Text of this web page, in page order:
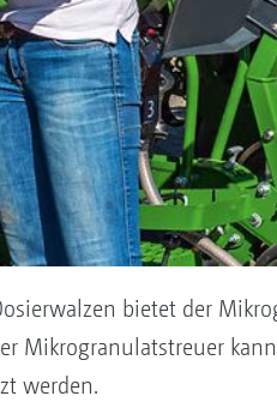
bietet der
Mikrogranulatstreuer
werden.